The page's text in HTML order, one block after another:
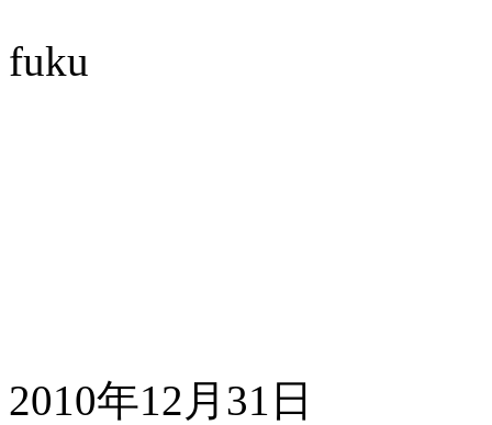
fuku
2010年12月31日